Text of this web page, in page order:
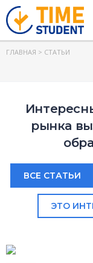
ГЛАВНАЯ > СТАТЬИ
рынка
ВСЕ СТАТЬИ
ЭТО